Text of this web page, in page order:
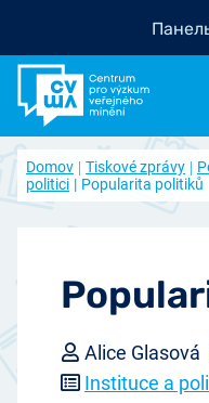
Domov Tiskové zprávy
politici
Popularita politiků
Alice Glasová
Instituce a